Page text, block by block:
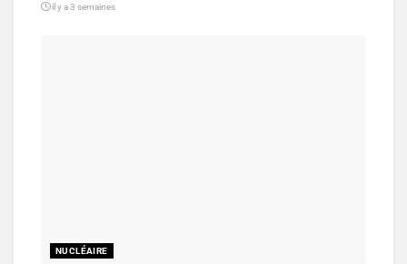
il y a 3 semaines
NUCLÉAIRE